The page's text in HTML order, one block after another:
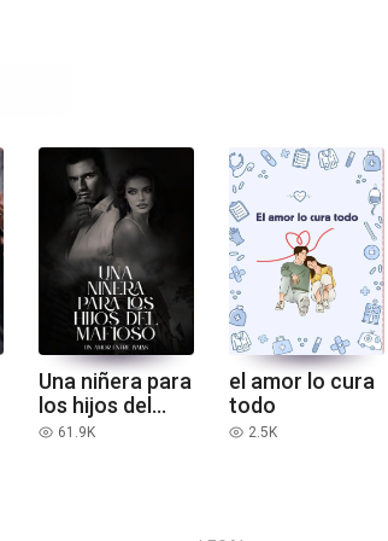
Una niñera para
los hijos del
mafioso
read 61.9K
el amor lo cura
todo
read 2.5K